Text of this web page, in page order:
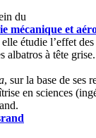
du
mécanique et
étudie l’effet
albatros à tête grise.
, sur la base de ses
en sciences